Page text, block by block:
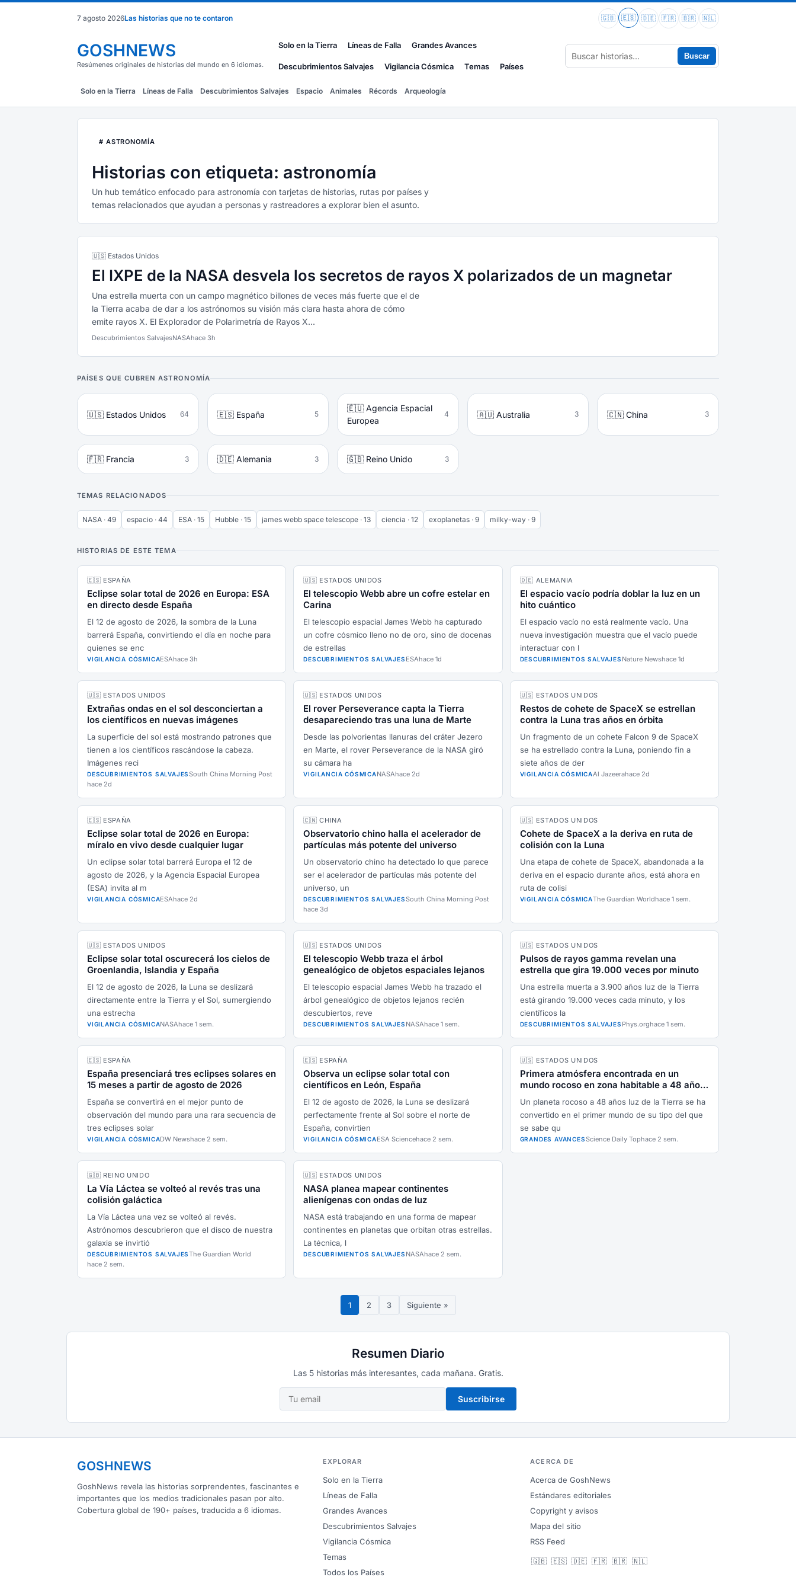
7 agosto 2026Las historias que no te contaron 🇬🇧 🇪🇸 🇩🇪 🇫🇷 🇧🇷 🇳🇱
GOSHNEWS
Resúmenes originales de historias del mundo en 6 idiomas.
Solo en la Tierra Líneas de Falla Grandes Avances
Descubrimientos Salvajes Vigilancia Cósmica Temas Países
Buscar
Solo en la Tierra Líneas de Falla Descubrimientos Salvajes Espacio Animales Récords Arqueología
# ASTRONOMÍA
Historias con etiqueta: astronomía
Un hub temático enfocado para astronomía con tarjetas de historias, rutas por países y
temas relacionados que ayudan a personas y rastreadores a explorar bien el asunto.
🇺🇸 Estados Unidos
El IXPE de la NASA desvela los secretos de rayos X polarizados de un magnetar
Una estrella muerta con un campo magnético billones de veces más fuerte que el de
la Tierra acaba de dar a los astrónomos su visión más clara hasta ahora de cómo
emite rayos X. El Explorador de Polarimetría de Rayos X...
Descubrimientos SalvajesNASAhace 3h
PAÍSES QUE CUBREN ASTRONOMÍA
🇺🇸 Estados Unidos 64 🇪🇸 España 5
🇪🇺 Agencia Espacial
Europea
4 🇦🇺 Australia 3 🇨🇳 China 3
🇫🇷 Francia 3 🇩🇪 Alemania 3 🇬🇧 Reino Unido 3
TEMAS RELACIONADOS
NASA · 49 espacio · 44 ESA · 15 Hubble · 15 james webb space telescope · 13 ciencia · 12 exoplanetas · 9 milky-way · 9
HISTORIAS DE ESTE TEMA
🇪🇸 ESPAÑA
Eclipse solar total de 2026 en Europa: ESA
en directo desde España
El 12 de agosto de 2026, la sombra de la Luna
barrerá España, convirtiendo el día en noche para
quienes se enc
VIGILANCIA CÓSMICAESAhace 3h
🇺🇸 ESTADOS UNIDOS
El telescopio Webb abre un cofre estelar en
Carina
El telescopio espacial James Webb ha capturado
un cofre cósmico lleno no de oro, sino de docenas
de estrellas
DESCUBRIMIENTOS SALVAJES ESAhace 1d
🇩🇪 ALEMANIA
El espacio vacío podría doblar la luz en un
hito cuántico
El espacio vacío no está realmente vacío. Una
nueva investigación muestra que el vacío puede
interactuar con l
DESCUBRIMIENTOS SALVAJES Nature Newshace 1d
🇺🇸 ESTADOS UNIDOS
Extrañas ondas en el sol desconciertan a
los científicos en nuevas imágenes
La superficie del sol está mostrando patrones que
tienen a los científicos rascándose la cabeza.
Imágenes reci
DESCUBRIMIENTOS SALVAJESSouth China Morning Post
hace 2d
🇺🇸 ESTADOS UNIDOS
El rover Perseverance capta la Tierra
desapareciendo tras una luna de Marte
Desde las polvorientas llanuras del cráter Jezero
en Marte, el rover Perseverance de la NASA giró
su cámara ha
VIGILANCIA CÓSMICANASAhace 2d
🇺🇸 ESTADOS UNIDOS
Restos de cohete de SpaceX se estrellan
contra la Luna tras años en órbita
Un fragmento de un cohete Falcon 9 de SpaceX
se ha estrellado contra la Luna, poniendo fin a
siete años de der
VIGILANCIA CÓSMICAAl Jazeerahace 2d
🇪🇸 ESPAÑA
Eclipse solar total de 2026 en Europa:
míralo en vivo desde cualquier lugar
Un eclipse solar total barrerá Europa el 12 de
agosto de 2026, y la Agencia Espacial Europea
(ESA) invita al m
VIGILANCIA CÓSMICAESAhace 2d
🇨🇳 CHINA
Observatorio chino halla el acelerador de
partículas más potente del universo
Un observatorio chino ha detectado lo que parece
ser el acelerador de partículas más potente del
universo, un
DESCUBRIMIENTOS SALVAJESSouth China Morning Post
hace 3d
🇺🇸 ESTADOS UNIDOS
Cohete de SpaceX a la deriva en ruta de
colisión con la Luna
Una etapa de cohete de SpaceX, abandonada a la
deriva en el espacio durante años, está ahora en
ruta de colisi
VIGILANCIA CÓSMICAThe Guardian Worldhace 1 sem.
🇺🇸 ESTADOS UNIDOS
Eclipse solar total oscurecerá los cielos de
Groenlandia, Islandia y España
El 12 de agosto de 2026, la Luna se deslizará
directamente entre la Tierra y el Sol, sumergiendo
una estrecha
VIGILANCIA CÓSMICANASAhace 1 sem.
🇺🇸 ESTADOS UNIDOS
El telescopio Webb traza el árbol
genealógico de objetos espaciales lejanos
El telescopio espacial James Webb ha trazado el
árbol genealógico de objetos lejanos recién
descubiertos, reve
DESCUBRIMIENTOS SALVAJES NASAhace 1 sem.
🇺🇸 ESTADOS UNIDOS
Pulsos de rayos gamma revelan una
estrella que gira 19.000 veces por minuto
Una estrella muerta a 3.900 años luz de la Tierra
está girando 19.000 veces cada minuto, y los
científicos la
DESCUBRIMIENTOS SALVAJES Phys.orghace 1 sem.
🇪🇸 ESPAÑA
España presenciará tres eclipses solares en
15 meses a partir de agosto de 2026
España se convertirá en el mejor punto de
observación del mundo para una rara secuencia de
tres eclipses solar
VIGILANCIA CÓSMICADW Newshace 2 sem.
🇪🇸 ESPAÑA
Observa un eclipse solar total con
científicos en León, España
El 12 de agosto de 2026, la Luna se deslizará
perfectamente frente al Sol sobre el norte de
España, convirtien
VIGILANCIA CÓSMICAESA Sciencehace 2 sem.
🇺🇸 ESTADOS UNIDOS
Primera atmósfera encontrada en un
mundo rocoso en zona habitable a 48 años
luz
Un planeta rocoso a 48 años luz de la Tierra se ha
convertido en el primer mundo de su tipo del que
se sabe qu
GRANDES AVANCESScience Daily Tophace 2 sem.
🇬🇧 REINO UNIDO
La Vía Láctea se volteó al revés tras una
colisión galáctica
La Vía Láctea una vez se volteó al revés.
Astrónomos descubrieron que el disco de nuestra
galaxia se invirtió
DESCUBRIMIENTOS SALVAJESThe Guardian World
hace 2 sem.
🇺🇸 ESTADOS UNIDOS
NASA planea mapear continentes
alienígenas con ondas de luz
NASA está trabajando en una forma de mapear
continentes en planetas que orbitan otras estrellas.
La técnica, l
DESCUBRIMIENTOS SALVAJES NASAhace 2 sem.
1 2 3 Siguiente »
Resumen Diario
Las 5 historias más interesantes, cada mañana. Gratis.
Suscribirse
GOSHNEWS
GoshNews revela las historias sorprendentes, fascinantes e
importantes que los medios tradicionales pasan por alto.
Cobertura global de 190+ países, traducida a 6 idiomas.
EXPLORAR
Solo en la Tierra
Líneas de Falla
Grandes Avances
Descubrimientos Salvajes
Vigilancia Cósmica
Temas
Todos los Países
ACERCA DE
Acerca de GoshNews
Estándares editoriales
Copyright y avisos
Mapa del sitio
RSS Feed
🇬🇧 🇪🇸 🇩🇪 🇫🇷 🇧🇷 🇳🇱